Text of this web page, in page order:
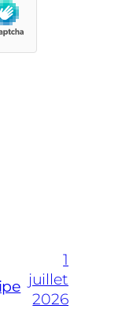
1
juillet
2026